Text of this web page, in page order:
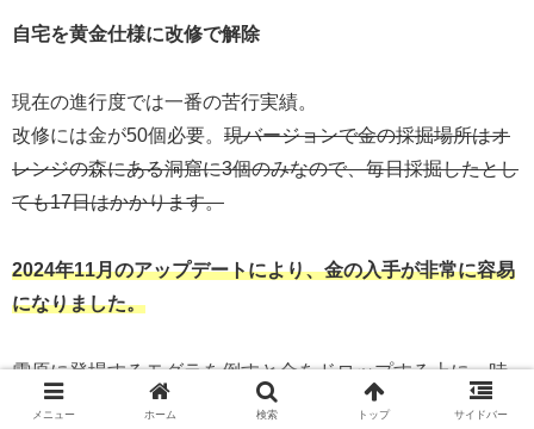
自宅を黄金仕様に改修で解除
現在の進行度では一番の苦行実績。
改修には金が50個必要。 現バージョンで金の採掘場所はオ
レンジの森にある洞窟に3個のみなので、毎日採掘したとし
ても17日はかかります。
2024年11月のアップデートにより、金の入手が非常に容易
になりました。
雪原に登場するモグラを倒すと金をドロップする上に、時
間経過での無限湧きをするため、一日で必要数を集めるこ
メニュー ホーム 検索 トップ サイドバー